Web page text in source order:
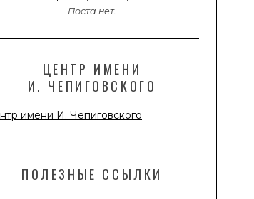
Поста нет.
ЦЕНТР ИМЕНИ
И. ЧЕПИГОВСКОГО
имени И. Чепиговского
ПОЛЕЗНЫЕ ССЫЛКИ